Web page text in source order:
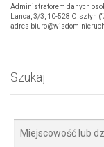
Administratorem danych
Lanca, 3/3, 10-528 Olsztyn
adres biuro@wisdom-
Szukaj